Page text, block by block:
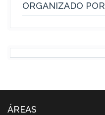
ORGANIZADO POR
ÁREAS